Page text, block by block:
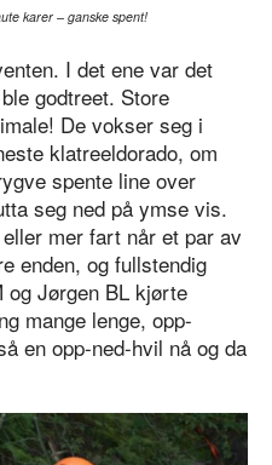
karer – ganske spent!
I det ene var det
godtreet. Store
De vokser seg i
klatreeldorado, om
spente line over
seg ned på ymse vis.
mer fart når et par av
enden, og fullstendig
og Jørgen BL kjørte
mange lenge, opp-
en opp-ned-hvil nå og da